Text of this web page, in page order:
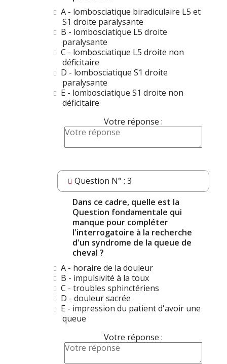
A - lombosciatique biradiculaire L5 et
S1 droite paralysante
B - lombosciatique L5 droite
paralysante
C - lombosciatique L5 droite non
déficitaire
D - lombosciatique S1 droite
paralysante
E - lombosciatique S1 droite non
déficitaire
Votre réponse :
Question N° : 3
Dans ce cadre, quelle est la
Question fondamentale qui
manque pour compléter
l'interrogatoire à la recherche
d'un syndrome de la queue de
cheval ?
A - horaire de la douleur
B - impulsivité à la toux
C - troubles sphinctériens
D - douleur sacrée
E - impression du patient d'avoir une
queue
Votre réponse :